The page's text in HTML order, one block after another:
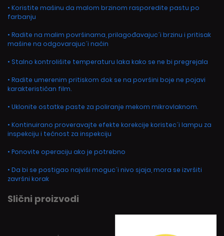
• Koristite mašinu da malom brzinom rasporedite pastu po
farbanju
• Radite na malim površinama, prilagođavajuc´i brzinu i pritisak
mašine na odgovarajuc´i način
• Stalno kontrolišite temperaturu laka kako se ne bi pregrejala
• Radite umerenim pritiskom dok se na površini boje ne pojavi
karakterističan film.
• Uklonite ostatke paste za poliranje mekom mikrovlaknom.
• Kontinuirano proveravajte efekte korekcije koristec´i lampu za
inspekciju i tečnost za inspekciju
• Ponovite operaciju ako je potrebno
• Da bi se postigao najviši moguc´i nivo sjaja, mora se izvršiti
završni korak
Slični proizvodi